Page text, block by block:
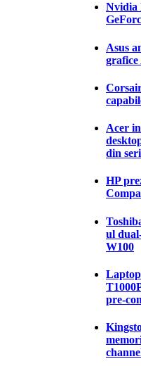
Nvidia
Asus
grafice
Acer
din
HP
ul
W100
pre-